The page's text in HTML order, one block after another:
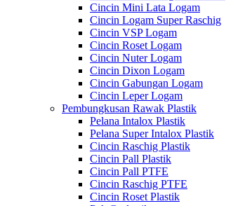
Cincin Mini Lata Logam
Cincin Logam Super Raschig
Cincin VSP Logam
Cincin Roset Logam
Cincin Nuter Logam
Cincin Dixon Logam
Cincin Gabungan Logam
Cincin Leper Logam
Pembungkusan Rawak Plastik
Pelana Intalox Plastik
Pelana Super Intalox Plastik
Cincin Raschig Plastik
Cincin Pall Plastik
Cincin Pall PTFE
Cincin Raschig PTFE
Cincin Roset Plastik